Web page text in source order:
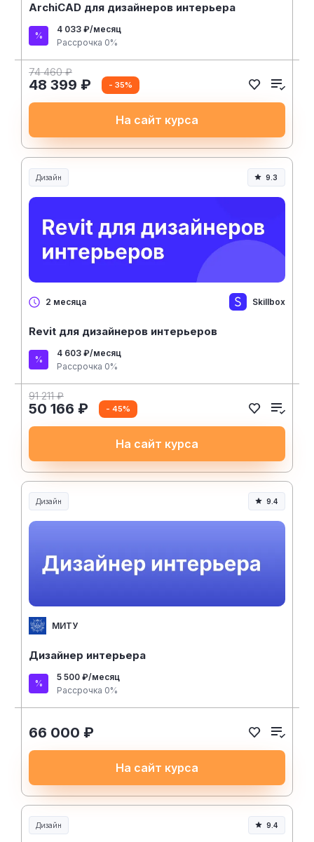
ArchiCAD для дизайнеров интерьера
4 033 ₽/месяц
Рассрочка 0%
74 460 ₽
48 399 ₽ - 35%
На сайт курса
Дизайн 9.3
2 месяца Skillbox
Revit для дизайнеров интерьеров
4 603 ₽/месяц
Рассрочка 0%
91 211 ₽
50 166 ₽ - 45%
На сайт курса
Дизайн 9.4
МИТУ
Дизайнер интерьера
5 500 ₽/месяц
Рассрочка 0%
66 000 ₽
На сайт курса
Дизайн 9.4